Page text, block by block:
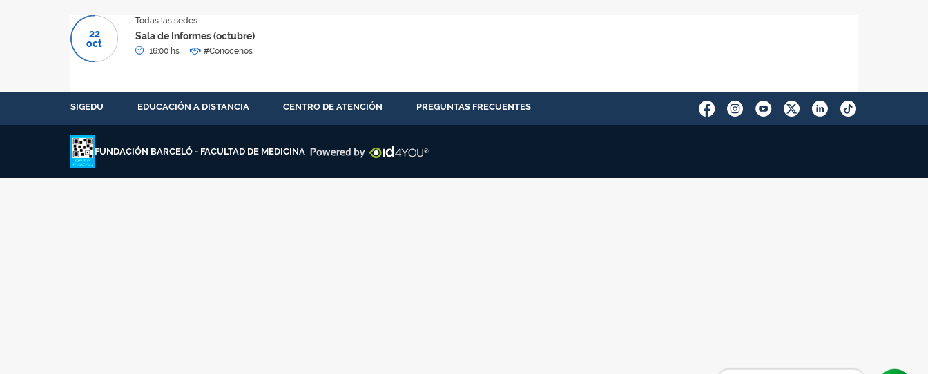
22
oct
Todas las sedes
Sala de Informes (octubre)
16:00 hs #Conocenos
SIGEDU EDUCACIÓN A DISTANCIA CENTRO DE ATENCIÓN PREGUNTAS FRECUENTES
FUNDACIÓN BARCELÓ - FACULTAD DE MEDICINA